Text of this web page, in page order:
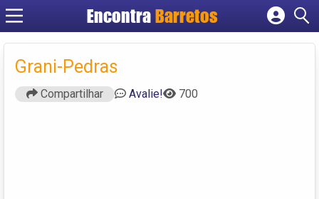
Encontra Barretos
Cadastrar empresa
Grani-Pedras
Compartilhar Avalie! 700